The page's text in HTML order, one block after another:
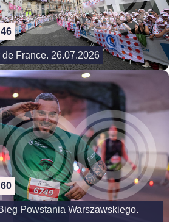
46
de France. 26.07.2026
60
Powstania Warszawskiego.